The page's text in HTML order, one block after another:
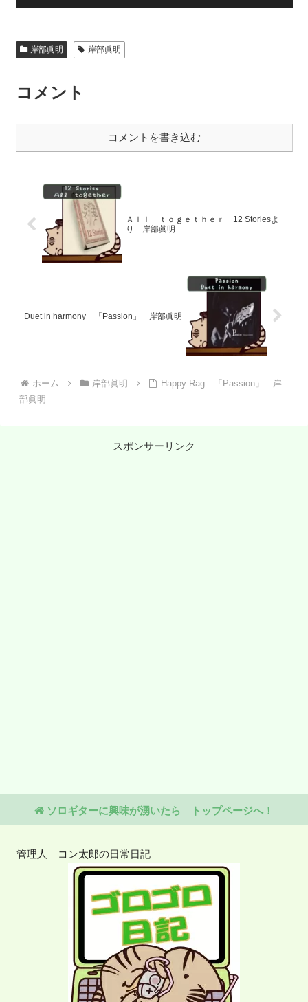
ー
ヤ
岸部眞明 岸部眞明
コメント
コメントを書き込む
Ａｌｌ ｔｏｇｅｔｈｅｒ 12 Storiesよ
り 岸部眞明
Duet in harmony 「Passion」 岸部眞明
ホーム 岸部眞明
Happy Rag 「Passion」 岸
部眞明
スポンサーリンク
ソロギターに興味が湧いたら トップページへ！
管理人 コン太郎の日常日記